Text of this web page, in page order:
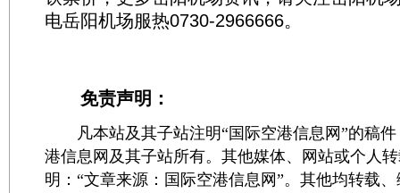
电岳阳机场服热0730-2966666。
免责声明：
凡本站及其子站注明“国际空港信息网”的稿件
港信息网及其子站所有。其他媒体、网站或个人
明：“文章来源：国际空港信息网”。其他均转载